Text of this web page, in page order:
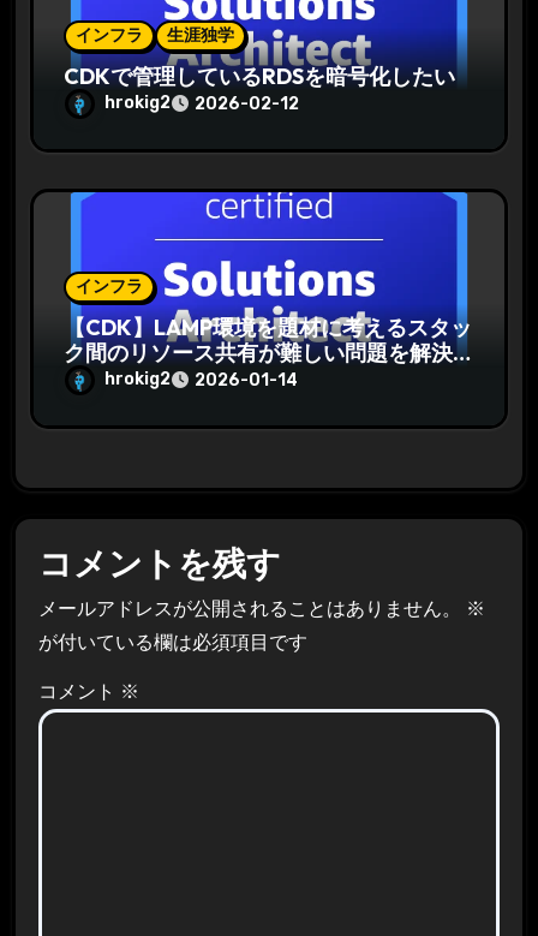
インフラ 生涯独学
CDKで管理しているRDSを暗号化したい
hrokig2 2026-02-12
インフラ
【CDK】LAMP環境を題材に考えるスタッ
ク間のリソース共有が難しい問題を解決
するhrokig2 2026-01-14
コメントを残す
メールアドレスが公開されることはありません。
※
が付いている欄は必須項目です
コメント ※